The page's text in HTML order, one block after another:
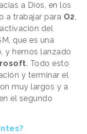
a Dios, en los
a trabajar para O2,
del
que es una
y hemos lanzado
. Todo esto
y terminar el
muy largos y a
el segundo